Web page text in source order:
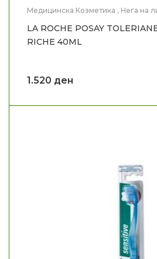
Медицинска Козметика , Нега на
LA ROCHE POSAY
RICHE 40ML
1.520 ден